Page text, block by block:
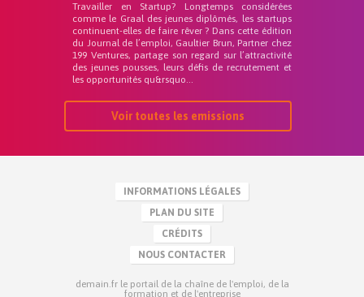
Travailler en Startup? Longtemps considérées
comme le Graal des jeunes diplômés, les startups
continuent-elles de faire rêver ? Dans cette édition
du Journal de l’emploi, Gaultier Brun, Partner chez
199 Ventures, partage son regard sur l’attractivité
des jeunes pousses, leurs défis de recrutement et
les opportunités qu&rsquo...
Voir toutes les emissions
INFORMATIONS LÉGALES
PLAN DU SITE
CRÉDITS
NOUS CONTACTER
demain.fr le portail de la chaîne de l'emploi, de la
formation et de l'entreprise